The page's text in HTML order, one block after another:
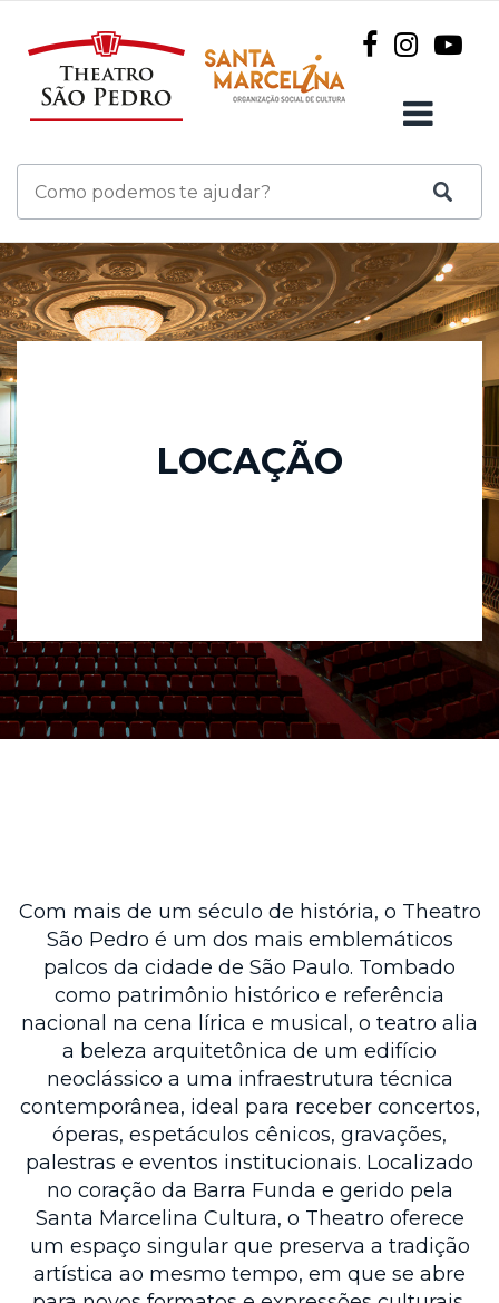
LOCAÇÃO
Com mais de um século de história, o Theatro
São Pedro é um dos mais emblemáticos
palcos da cidade de São Paulo. Tombado
como patrimônio histórico e referência
nacional na cena lírica e musical, o teatro alia
a beleza arquitetônica de um edifício
neoclássico a uma infraestrutura técnica
contemporânea, ideal para receber concertos,
óperas, espetáculos cênicos, gravações,
palestras e eventos institucionais. Localizado
no coração da Barra Funda e gerido pela
Santa Marcelina Cultura, o Theatro oferece
um espaço singular que preserva a tradição
artística ao mesmo tempo, em que se abre